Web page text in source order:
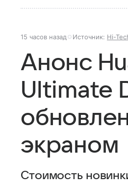
15 часов назад Источник: Hi-
Анонс
Ultimate
экраном
Стоимость